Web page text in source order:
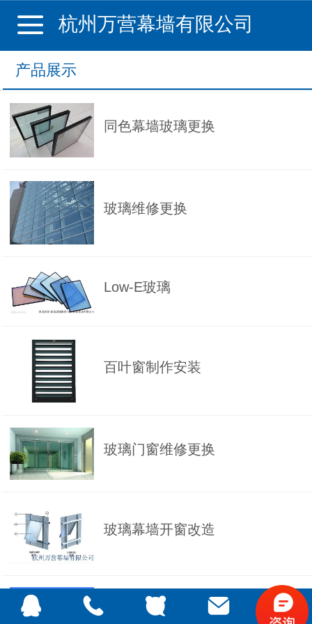
杭州万营幕墙有限公司
产品展示
同色幕墙玻璃更换
玻璃维修更换
Low-E玻璃
百叶窗制作安装
玻璃门窗维修更换
玻璃幕墙开窗改造
玻璃阳光房